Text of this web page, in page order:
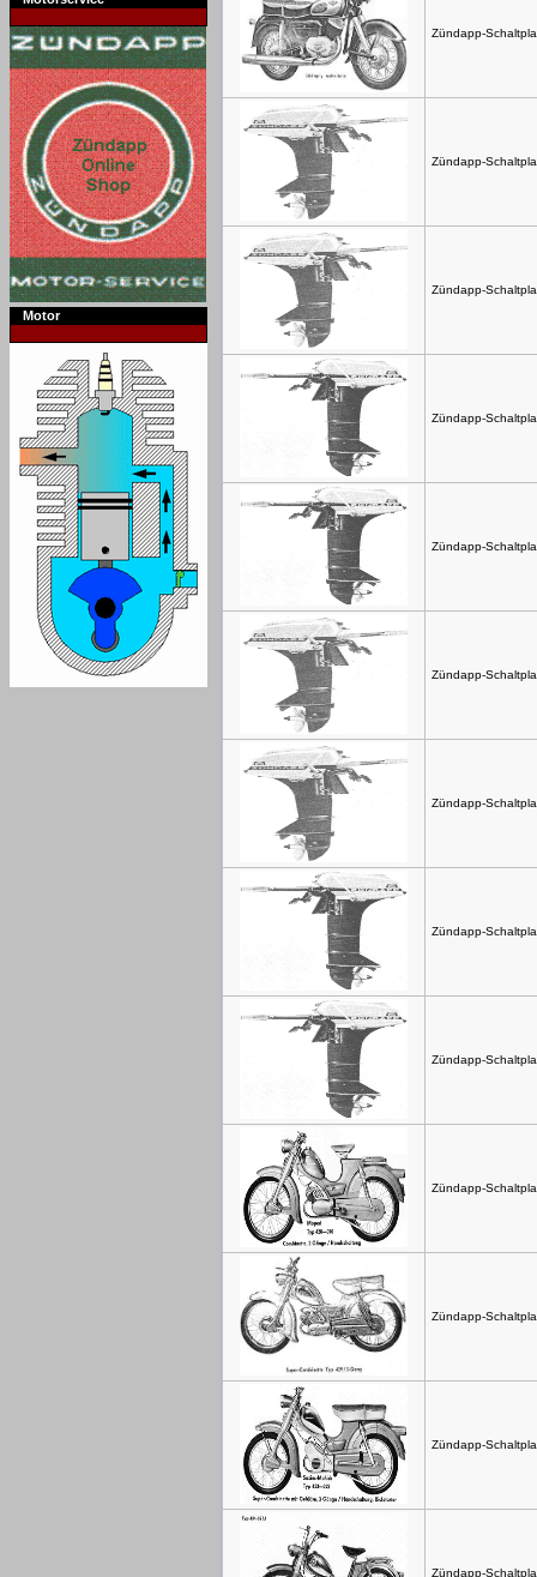
Motor
Zündapp-
Zündapp-
Zündapp-
Zündapp-
Zündapp-
Zündapp-
Zündapp-
Zündapp-
Zündapp-
Zündapp-
Zündapp-
Zündapp-
Zündapp-